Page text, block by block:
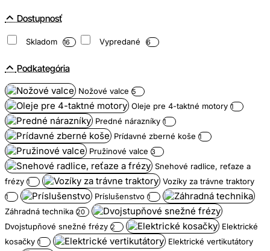
Dostupnosť
Skladom 16 Vypredané 6
Podkategória
Nožové valce 5
Oleje pre 4-taktné motory 1
Predné nárazníky 1
Prídavné zberné koše 1
Pružinové valce 3
Snehové radlice, reťaze a
frézy 1 Vozíky za trávne traktory
1 Príslušenstvo 1
Záhradná technika 20
Dvojstupňové snežné frézy 2
Elektrické
kosačky 1 Elektrické vertikutátory